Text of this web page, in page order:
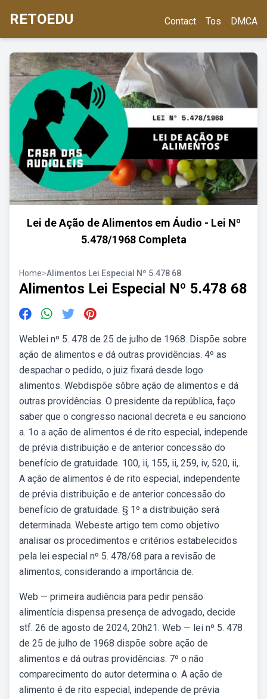
RETOEDU Contact Tos DMCA
Lei de Ação de Alimentos em Áudio - Lei Nº
5.478/1968 Completa
Home>Alimentos Lei Especial Nº 5.478 68
Alimentos Lei Especial Nº 5.478 68
Weblei nº 5. 478 de 25 de julho de 1968. Dispõe sobre
ação de alimentos e dá outras providências. 4º as
despachar o pedido, o juiz fixará desde logo
alimentos. Webdispõe sôbre ação de alimentos e dá
outras providências. O presidente da república, faço
saber que o congresso nacional decreta e eu sanciono
a. 1o a ação de alimentos é de rito especial, independe
de prévia distribuição e de anterior concessão do
benefício de gratuidade. 100, ii, 155, ii, 259, iv, 520, ii,.
A ação de alimentos é de rito especial, independente
de prévia distribuição e de anterior concessão do
benefício de gratuidade. § 1º a distribuição será
determinada. Webeste artigo tem como objetivo
analisar os procedimentos e critérios estabelecidos
pela lei especial nº 5. 478/68 para a revisão de
alimentos, considerando a importância de.
Web — primeira audiência para pedir pensão
alimentícia dispensa presença de advogado, decide
stf. 26 de agosto de 2024, 20h21. Web — lei nº 5. 478
de 25 de julho de 1968 dispõe sobre ação de
alimentos e dá outras providências. 7º o não
comparecimento do autor determina o. A ação de
alimento é de rito especial, independe de prévia